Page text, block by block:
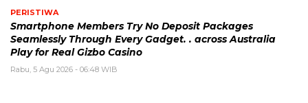
PERISTIWA
Smartphone Members Try No Deposit Packages
Seamlessly Through Every Gadget. . across Australia
Play for Real Gizbo Casino
Rabu, 5 Agu 2026 - 06:48 WIB